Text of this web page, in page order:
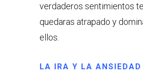
verdaderos sentimientos te
quedaras atrapado y
ellos.
LA IRA Y LA ANSIEDAD